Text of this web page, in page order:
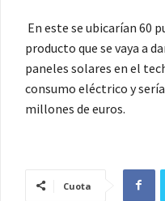
En este se ubicarían 60
producto que se vaya a
paneles solares en el
consumo eléctrico y
millones de euros.
Cuota